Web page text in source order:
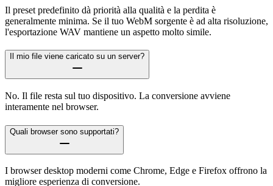
Il preset predefinito dà priorità alla qualità e la perdita è
generalmente minima. Se il tuo WebM sorgente è ad alta risoluzione,
l'esportazione WAV mantiene un aspetto molto simile.
Il mio file viene caricato su un server?
No. Il file resta sul tuo dispositivo. La conversione avviene
interamente nel browser.
Quali browser sono supportati?
I browser desktop moderni come Chrome, Edge e Firefox offrono la
migliore esperienza di conversione.